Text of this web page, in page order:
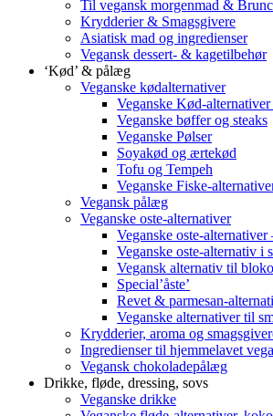
Til vegansk morgenmad &
Krydderier & Smagsgivere
Asiatisk mad og ingredienser
Vegansk dessert- & kagetilbehør
‘Kød’ & pålæg
Veganske kødalternativer
Veganske Kød-alternativer
Veganske bøffer og steaks
Veganske Pølser
Soyakød og ærtekød
Tofu og Tempeh
Veganske Fiske-
Vegansk pålæg
Veganske oste-alternativer
Veganske oste-alternativer
Veganske oste-alternativ i
Vegansk alternativ til
Special’åste’
Revet & parmesan-
Veganske alternativer til
Krydderier, aroma og
Ingredienser til hjemmelavet
Vegansk chokoladepålæg
Drikke, fløde, dressing, sovs
Veganske drikke